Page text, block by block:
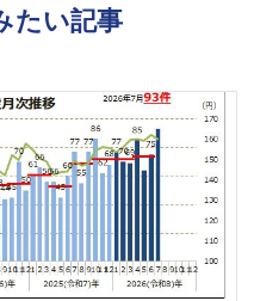
たい記事